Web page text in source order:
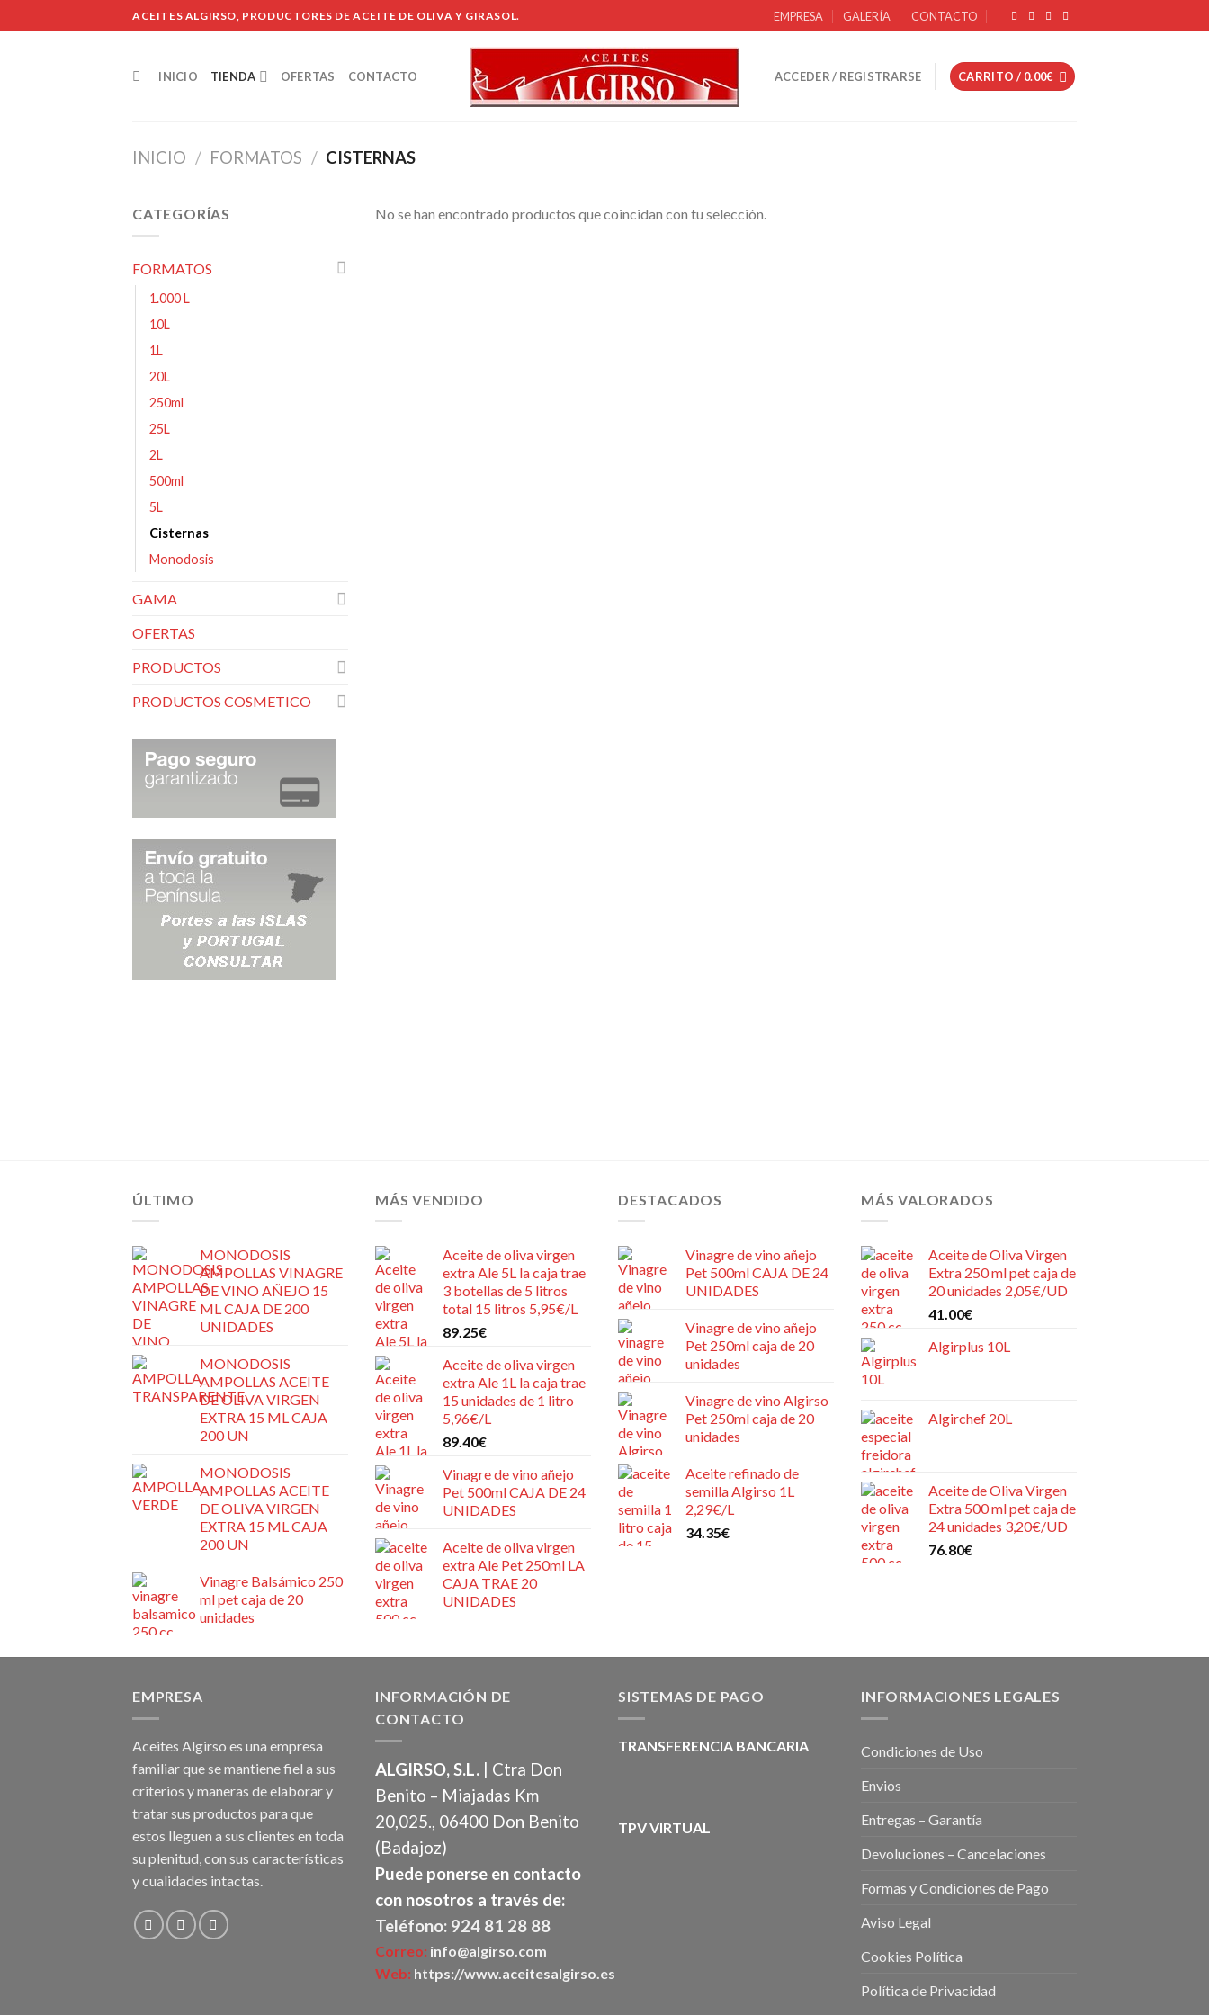
to
ACEITES ALGIRSO, PRODUCTORES DE ACEITE DE OLIVA Y GIRASOL. EMPRESA GALERÍA CONTACTO
INICIO TIENDA OFERTAS CONTACTO ACCEDER / REGISTRARSE CARRITO / 0.00€
INICIO / FORMATOS / CISTERNAS
CATEGORÍAS
FORMATOS
1.000 L
10L
1L
20L
250ml
25L
2L
500ml
5L
Cisternas
Monodosis
GAMA
OFERTAS
PRODUCTOS
PRODUCTOS COSMETICO
No se han encontrado productos que coincidan con tu selección.
ÚLTIMO
MONODOSIS
AMPOLLAS VINAGRE
DE VINO AÑEJO 15
ML CAJA DE 200
UNIDADES
MONODOSIS
AMPOLLAS ACEITE
DE OLIVA VIRGEN
EXTRA 15 ML CAJA
200 UN
MONODOSIS
AMPOLLAS ACEITE
DE OLIVA VIRGEN
EXTRA 15 ML CAJA
200 UN
Vinagre Balsámico 250
ml pet caja de 20
unidades
MÁS VENDIDO
Aceite de oliva virgen
extra Ale 5L la caja trae
3 botellas de 5 litros
total 15 litros 5,95€/L
89.25€
Aceite de oliva virgen
extra Ale 1L la caja trae
15 unidades de 1 litro
5,96€/L
89.40€
Vinagre de vino añejo
Pet 500ml CAJA DE 24
UNIDADES
Aceite de oliva virgen
extra Ale Pet 250ml LA
CAJA TRAE 20
UNIDADES
DESTACADOS
Vinagre de vino añejo
Pet 500ml CAJA DE 24
UNIDADES
Vinagre de vino añejo
Pet 250ml caja de 20
unidades
Vinagre de vino Algirso
Pet 250ml caja de 20
unidades
Aceite refinado de
semilla Algirso 1L
2,29€/L
34.35€
MÁS VALORADOS
Aceite de Oliva Virgen
Extra 250 ml pet caja de
20 unidades 2,05€/UD
41.00€
Algirplus 10L
Algirchef 20L
Aceite de Oliva Virgen
Extra 500 ml pet caja de
24 unidades 3,20€/UD
76.80€
EMPRESA
Aceites Algirso es una empresa
familiar que se mantiene fiel a sus
criterios y maneras de elaborar y
tratar sus productos para que
estos lleguen a sus clientes en toda
su plenitud, con sus características
y cualidades intactas.
INFORMACIÓN DE
CONTACTO
ALGIRSO, S.L. | Ctra Don
Benito – Miajadas Km
20,025., 06400 Don Benito
(Badajoz)
Puede ponerse en contacto
con nosotros a través de:
Teléfono: 924 81 28 88
Correo: info@algirso.com
Web: https://www.aceitesalgirso.es
SISTEMAS DE PAGO
TRANSFERENCIA BANCARIA
TPV VIRTUAL
INFORMACIONES LEGALES
Condiciones de Uso
Envios
Entregas – Garantía
Devoluciones – Cancelaciones
Formas y Condiciones de Pago
Aviso Legal
Cookies Política
Política de Privacidad